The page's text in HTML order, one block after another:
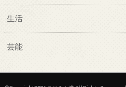
生活
芸能